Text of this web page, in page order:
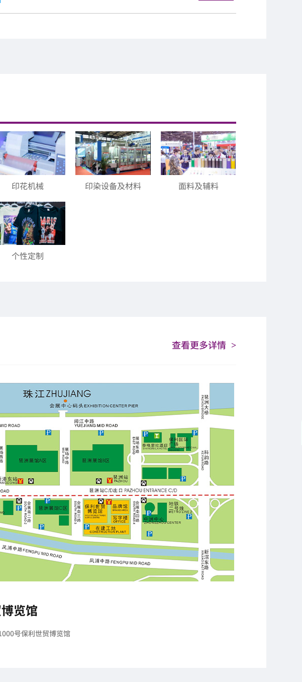
印花机械 印染设备及材料 面料及辅料
个性定制
查看更多详情 >
览馆
号保利世贸博览馆